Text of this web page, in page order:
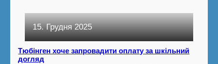
15. Грудня 2025
Тюбінген хоче запровадити оплату за шкільний
догляд